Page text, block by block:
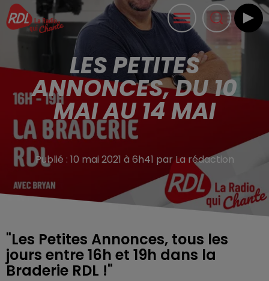
LES PETITES
ANNONCES, DU 10
MAI AU 14 MAI
Publié : 10 mai 2021 à 6h41 par La rédaction
"Les Petites Annonces, tous les
jours entre 16h et 19h dans la
Braderie RDL !"